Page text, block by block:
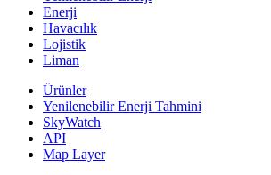
Enerji
Havacılık
Lojistik
Liman
Ürünler
Yenilenebilir Enerji Tahmini
SkyWatch
API
Map Layer